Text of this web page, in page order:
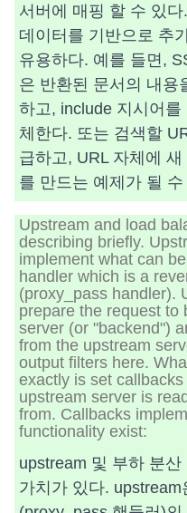
서버에 매핑 할 수 있
데이터를 기반으로 추
유용하다. 예를 들면,
은 반환된 문서의 내용
하고, include 지시어를
체한다. 또는 검색할
급하고, URL 자체에
를 만드는 예제가 될 수
Upstream and load
describing briefly.
implement what can
handler which is a
(proxy_pass handler).
prepare the request to
server (or "backend")
from the upstream
output filters here.
exactly is set
upstream server is
from. Callbacks
functionality exist:
upstream 및 부하 분
가치가 있다. upstream